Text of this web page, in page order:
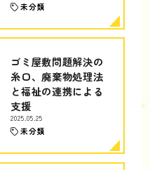
未分類
ゴミ屋敷問題解決の
糸口、廃棄物処理法
と福祉の連携による
支援
2025.05.25
未分類